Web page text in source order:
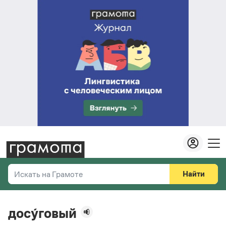
Искать на Грамоте
Справочная служба
Найти
досу́говый